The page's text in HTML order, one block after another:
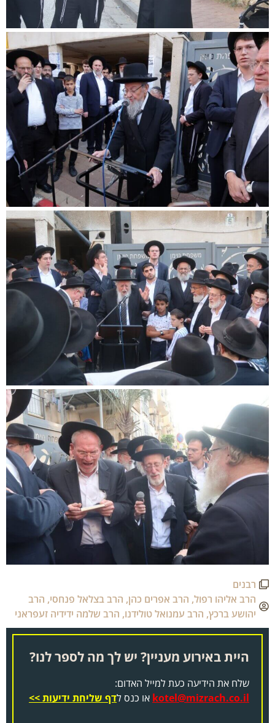
רבנים
הרב אליהו רפול ,הרב אפרים כהן, הרב בצלאל פנחסי,הרב
יהושע ברכץ,הרב עמנואל טולידנו,הרב שלמה ידידיה זעפראני
היית באירוע מעניין? יש לך מה לספר לנו?
שלח את הידיעה כעת למייל האדום:
kotel@mizrach.co.ilאו כנס לדף שליחת ידיעות >>